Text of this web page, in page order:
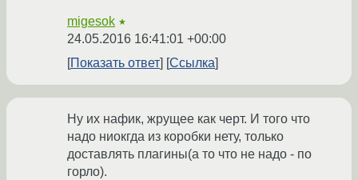
migesok ★
24.05.2016 16:41:01 +00:00
Показать ответ
Ссылка
Ну их нафик, жрущее как черт. И того что
надо ниокгда из коробки нету, только
доставлять плагины(а то что не надо - по
горло).